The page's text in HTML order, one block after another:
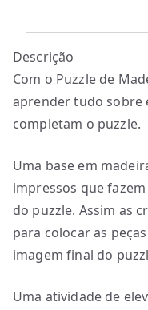
Descrição
Com o Puzzle de
aprender tudo sobre
completam o puzzle.
Uma base em
impressos que
do puzzle. Assim as
para colocar as
imagem final do
Uma atividade de